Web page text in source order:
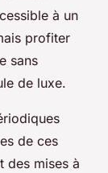
à un
profiter
sans
de luxe.
de ces
des mises à